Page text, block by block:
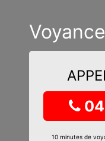
04
10 minutes de